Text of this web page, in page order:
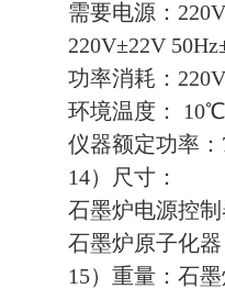
需要电源：
220V±22V
功率消耗：
环境温度：
仪器额定功率：
14）尺寸：
石墨炉电源控制
石墨炉原子化器
15）重量：石